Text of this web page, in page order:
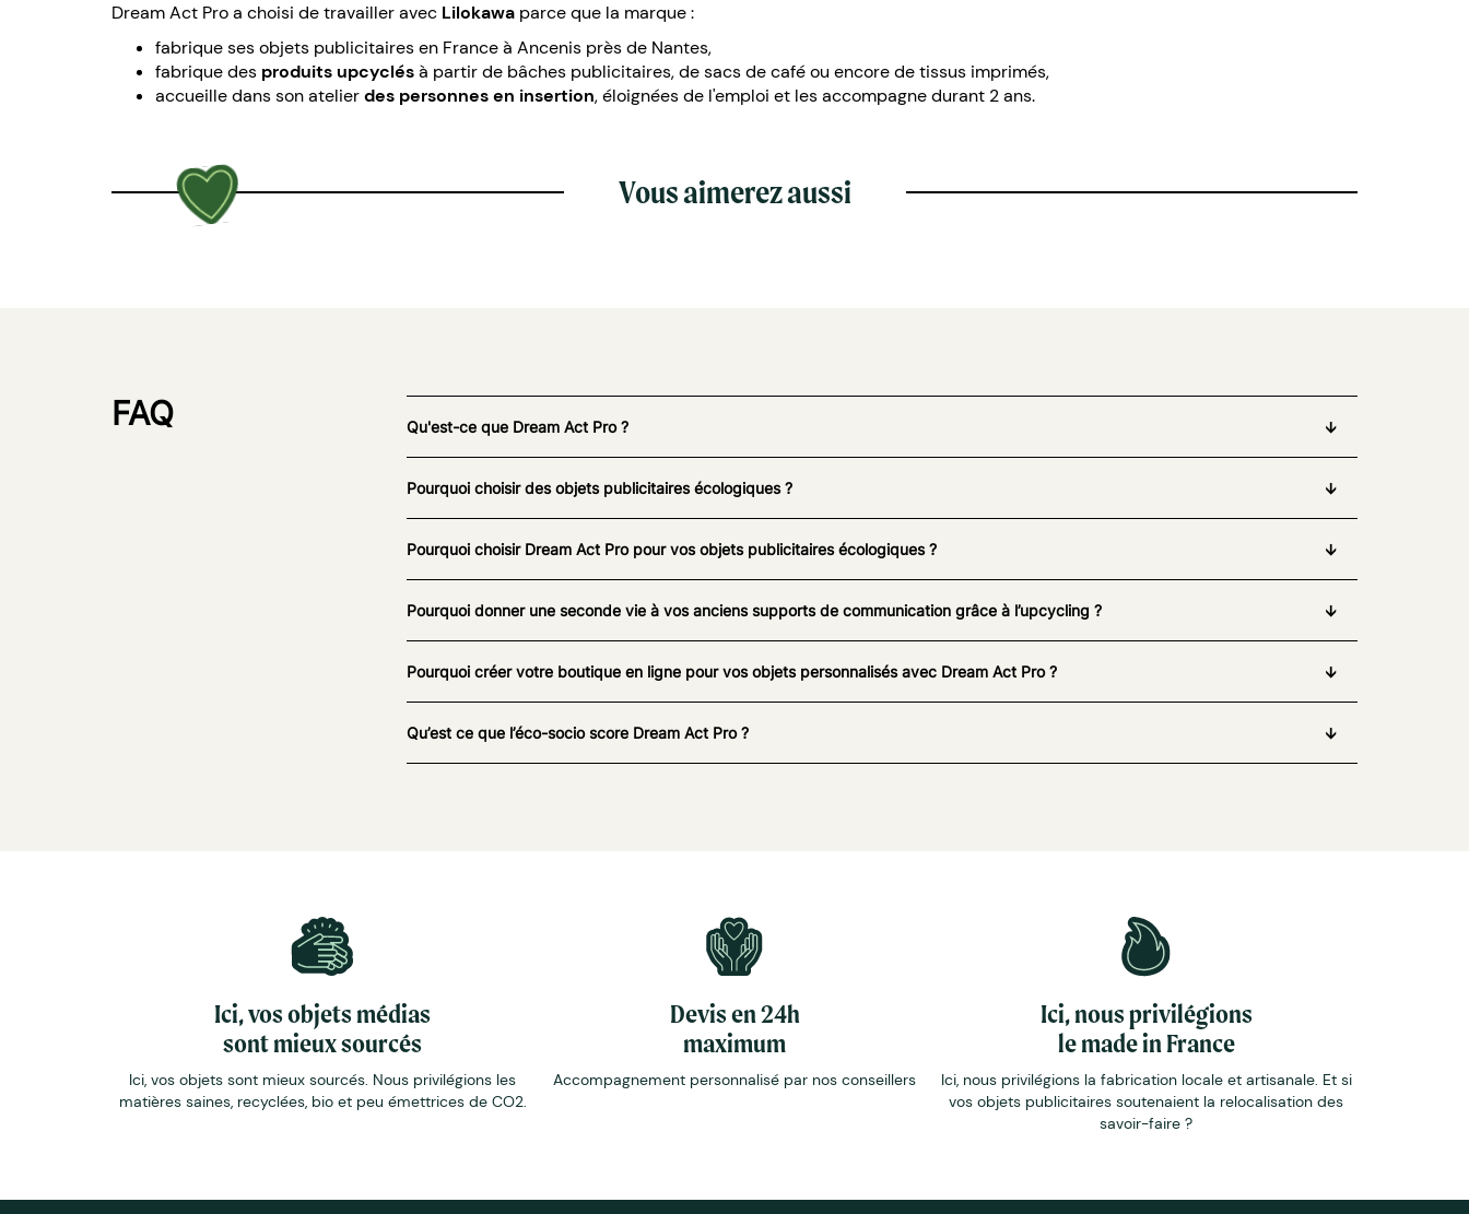
Dream Act Pro a choisi de travailler avec Lilokawa parce que la marque :
fabrique ses objets publicitaires en France à Ancenis près de Nantes,
fabrique des produits upcyclésà partir de bâches publicitaires, de sacs de café ou encore de tissus imprimés,
accueille dans son atelierdes personnes en insertion, éloignées de l'emploi et les accompagne durant 2 ans.
Vous aimerez aussi
FAQ Qu'est-ce que Dream Act Pro ?
Pourquoi choisir des objets publicitaires écologiques ?
Pourquoi choisir Dream Act Pro pour vos objets publicitaires écologiques ?
Pourquoi donner une seconde vie à vos anciens supports de communication grâce à l’upcycling ?
Pourquoi créer votre boutique en ligne pour vos objets personnalisés avec Dream Act Pro ?
Qu’est ce que l’éco-socio score Dream Act Pro ?
Ici, vos objets médias
sont mieux sourcés
Ici, vos objets sont mieux sourcés. Nous privilégions les
matières saines, recyclées, bio et peu émettrices de CO2.
Devis en 24h
maximum
Accompagnement personnalisé par nos conseillers
Ici, nous privilégions
le made in France
Ici, nous privilégions la fabrication locale et artisanale. Et si
vos objets publicitaires soutenaient la relocalisation des
savoir-faire ?